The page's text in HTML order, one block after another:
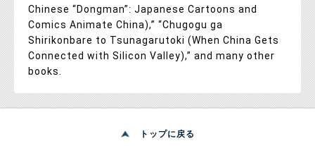
Chinese “Dongman”: Japanese Cartoons and
Comics Animate China),” “Chugogu ga
Shirikonbare to Tsunagarutoki (When China Gets
Connected with Silicon Valley),” and many other
books.
トップに戻る